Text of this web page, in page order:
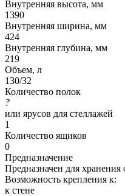
Внутренняя высота, мм
1390
Внутренняя ширина, мм
424
Внутренняя глубина, мм
219
Объем, л
130/32
Количество полок
?
или ярусов для стеллажей
1
Количество ящиков
0
Предназначение
Предназначен для хранения
Возможность крепления к:
к стене